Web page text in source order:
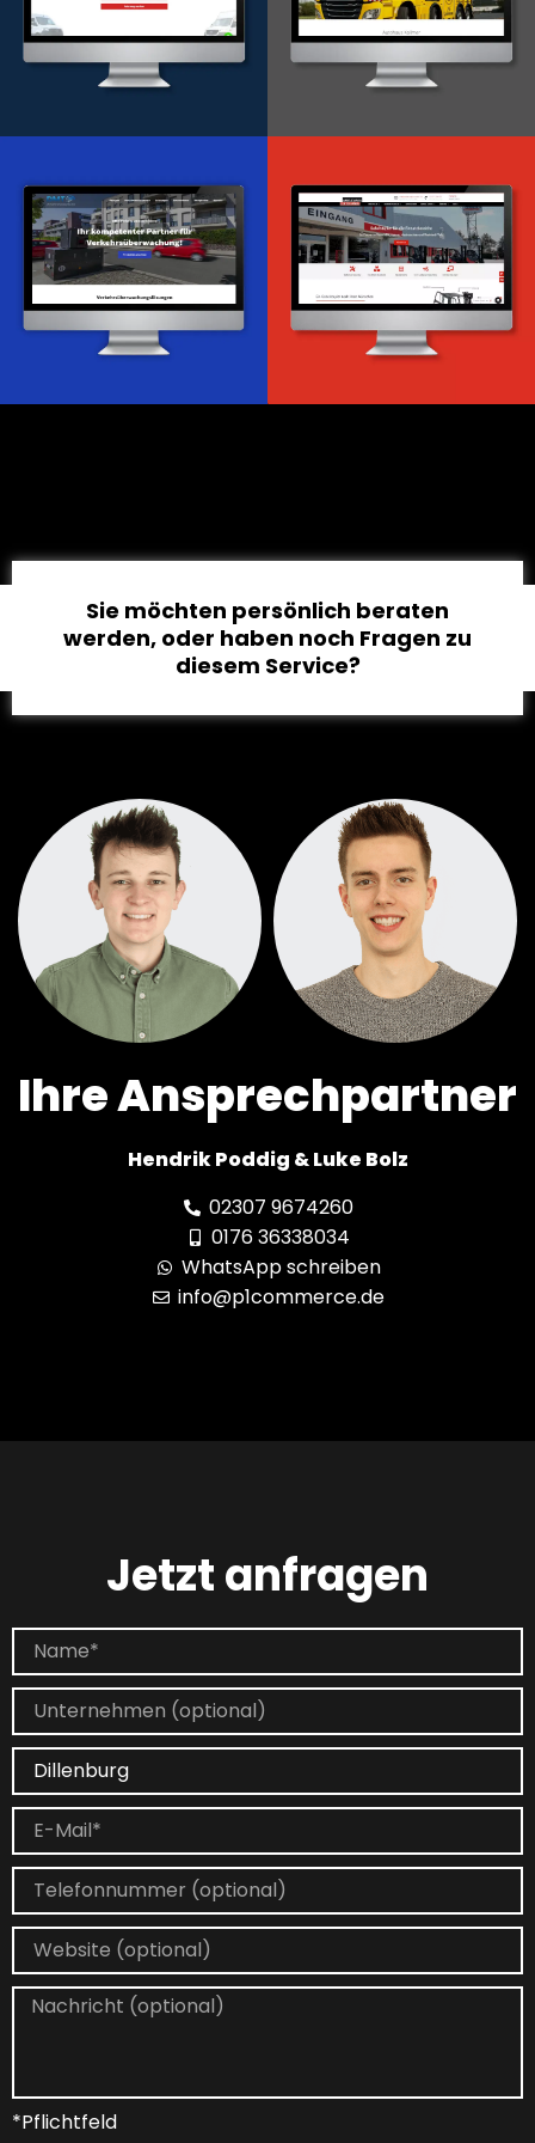
WordPress Entwicklung
Webdesign & -entwicklung
Sie möchten persönlich beraten
werden, oder haben noch Fragen zu
diesem Service?
Ihre Ansprechpartner
Hendrik Poddig & Luke Bolz
02307 9674260
0176 36338034
WhatsApp schreiben
info@p1commerce.de
Jetzt anfragen
*Pflichtfeld